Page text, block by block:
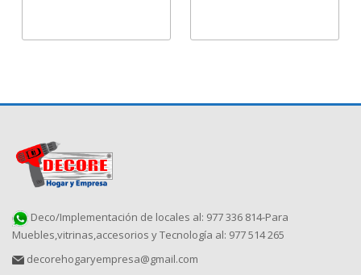
Deco/Implementación de locales al: 977 336 814-Para
Muebles,vitrinas,accesorios y Tecnología al: 977 514 265
decorehogaryempresa@gmail.com